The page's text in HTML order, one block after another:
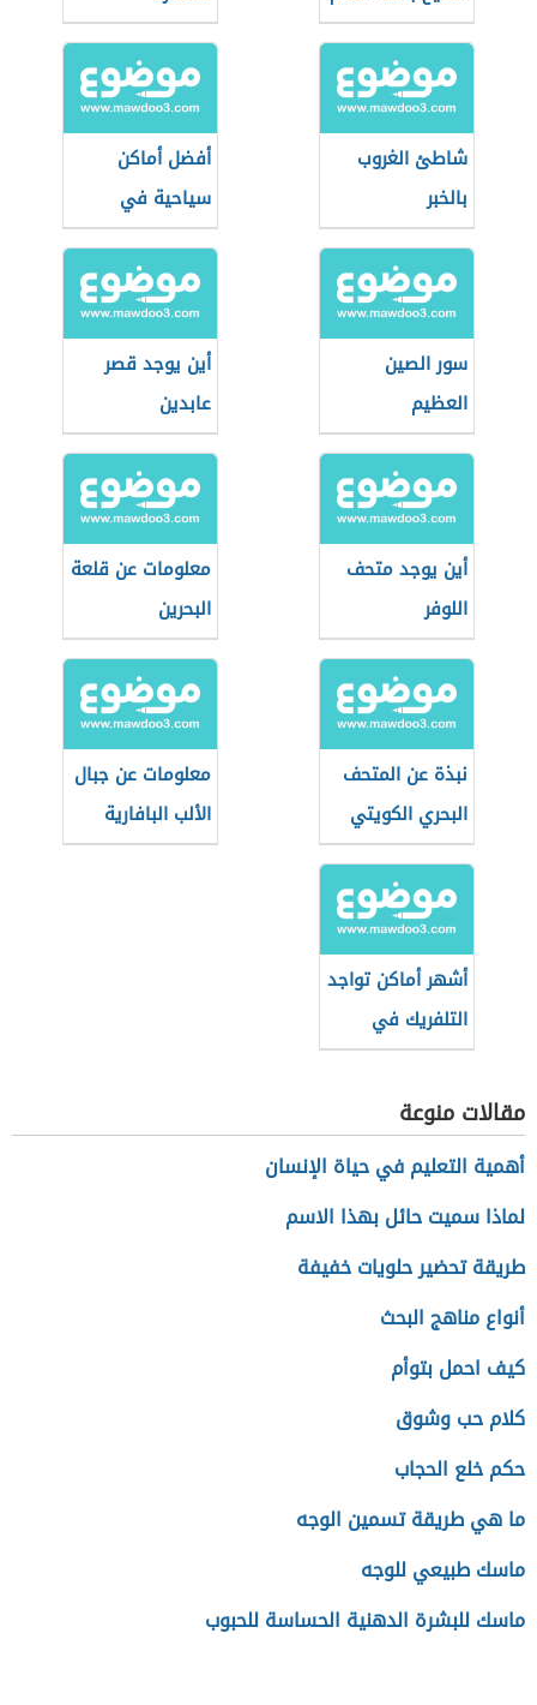
شاطئ الغروب
بالخبر
أفضل أماكن
سياحية في
السعودية
سور الصين
العظيم
أين يوجد قصر
عابدين
أين يوجد متحف
اللوفر
معلومات عن قلعة
البحرين
نبذة عن المتحف
البحري الكويتي
معلومات عن جبال
الألب البافارية
أشهر أماكن تواجد
التلفريك في
العالم
مقالات منوعة
أهمية التعليم في حياة الإنسان
لماذا سميت حائل بهذا الاسم
طريقة تحضير حلويات خفيفة
أنواع مناهج البحث
كيف احمل بتوأم
كلام حب وشوق
حكم خلع الحجاب
ما هي طريقة تسمين الوجه
ماسك طبيعي للوجه
ماسك للبشرة الدهنية الحساسة للحبوب